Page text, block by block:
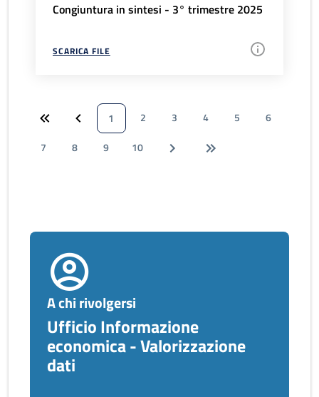
Congiuntura in sintesi - 3° trimestre 2025
SCARICA FILE
1 2 3 4 5
6
7
8 9 10
A chi rivolgersi
Ufficio Informazione
economica - Valorizzazione
dati